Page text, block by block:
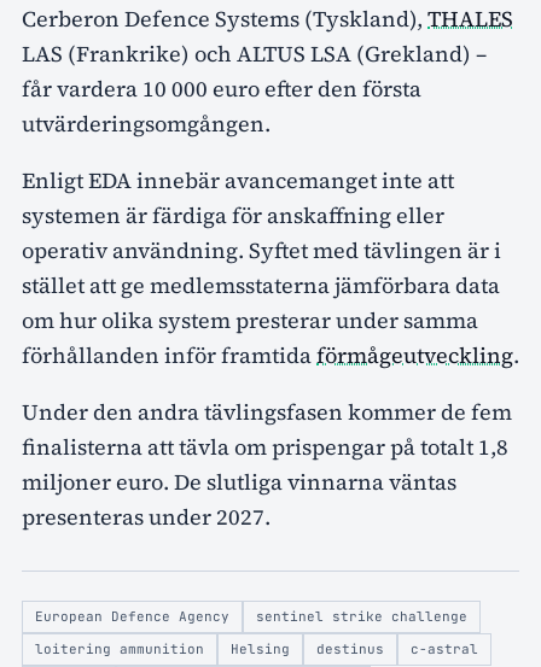
Cerberon Defence Systems (Tyskland), THALES
LAS (Frankrike) och ALTUS LSA (Grekland) –
får vardera 10 000 euro efter den första
utvärderingsomgången.
Enligt EDA innebär avancemanget inte att
systemen är färdiga för anskaffning eller
operativ användning. Syftet med tävlingen är i
stället att ge medlemsstaterna jämförbara data
om hur olika system presterar under samma
förhållanden inför framtidaförmågeutveckling.
Under den andra tävlingsfasen kommer de fem
finalisterna att tävla om prispengar på totalt 1,8
miljoner euro. De slutliga vinnarna väntas
presenteras under 2027.
European Defence Agency
sentinel strike challenge
loitering ammunition
Helsing destinus
c-astral